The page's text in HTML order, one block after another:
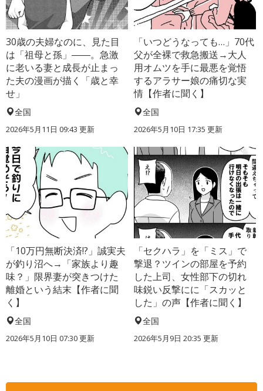
30歳の夫婦なのに、見た目
は「祖母と孫」――。急激
に老いる妻と成長が止まっ
た夫の漫画が描く「歳と幸
せ」
全国
2026年5月11日 09:43 更新
「いつどうなっても…」70代
父が全裸で救急搬送→大人
用オムツを手に最悪を覚悟
するアラサー娘の痛切な実
情【作者に聞く】
全国
2026年5月10日 17:35 更新
「10万円無断決済!?」誠実夫
が釣り沼へ→「家族より趣
味？」限界妻が突きつけた
離婚という結末【作者に聞
く】
全国
2026年5月10日 07:30 更新
「セクハラ」を「ミス」で
撃退？ツインの部屋を予約
した上司、女性部下の切れ
味鋭い反撃にに「スカッと
した」の声【作者に聞く】
全国
2026年5月9日 20:35 更新